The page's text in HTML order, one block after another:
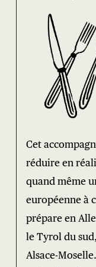
Cet
réduire en
quand même
européenne à
prépare en
le Tyrol du
Alsace-